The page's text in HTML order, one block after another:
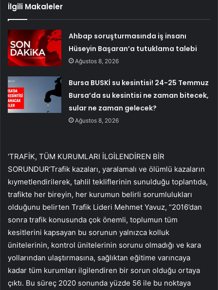
İlgili Makaleler
Ahbap soruşturmasında iş insanı
Hüseyin Başaran’a tutuklama talebi
Ağustos 8, 2026
Bursa BUSKİ su kesintisi! 24-25 Temmuz
Bursa’da su kesintisi ne zaman bitecek,
sular ne zaman gelecek?
Ağustos 8, 2026
‘TRAFİK, TÜM KURUMLARI İLGİLENDİREN BİR
SORUNDUR’Trafik kazaları, yaralamalı ve ölümlü kazaların
kıymetlendirilerek, tahlil tekliflerinin sunulduğu toplantıda,
trafikte her bireyin, her kurumun belirli sorumlulukları
olduğunu belirten Trafik Lideri Mehmet Yavuz, “2016’dan
sonra trafik konusunda çok önemli, toplumun tüm
kesitlerini kapsayan bu sorunun yalnızca kolluk
ünitelerinin, kontrol ünitelerinin sorunu olmadığı ve kara
yollarından ulaştırmasına, sağlıktan eğitime varıncaya
kadar tüm kurumları ilgilendiren bir sorun olduğu ortaya
çıktı. Bu süreç 2020 sonunda yüzde 56 ile bu noktaya